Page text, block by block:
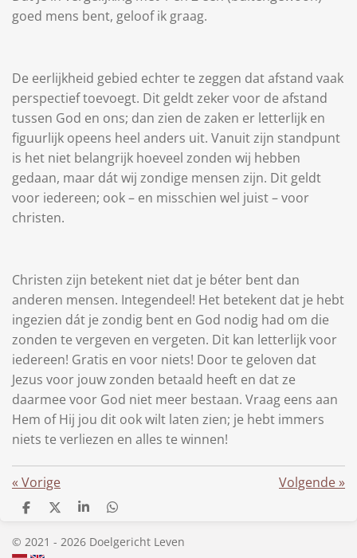
goed mens bent, geloof ik graag.
De eerlijkheid gebied echter te zeggen dat afstand vaak
perspectief toevoegt. Dit geldt zeker voor de afstand
tussen God en ons; dan zien de zaken er letterlijk en
figuurlijk opeens heel anders uit. Vanuit zijn standpunt
is het niet belangrijk hoeveel zonden wij hebben
gedaan, maar dát wij zondige mensen zijn. Dit geldt
voor iedereen; ook – en misschien wel juist – voor
christen.
Christen zijn betekent niet dat je béter bent dan
anderen mensen. Integendeel! Het betekent dat je hebt
ingezien dát je zondig bent en God nodig had om die
zonden te vergeven en vergeten. Dit kan letterlijk voor
iedereen! Gratis en voor niets! Door te geloven dat
Jezus voor jouw zonden betaald heeft en dat ze
daarmee voor God niet meer bestaan. Vraag eens aan
Hem of Hij jou dit ook wilt laten zien; je hebt immers
niets te verliezen en alles te winnen!
« Vorige Volgende»
D
l
e
D
S
a
r
D
l
e
© 2021 - 2026 Doelgericht Leven